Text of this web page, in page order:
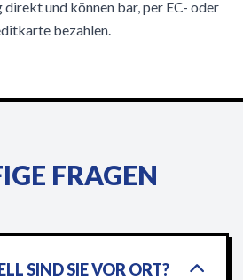
direkt und können bar, per EC- oder
bezahlen.
FRAGEN
SIND SIE VOR ORT?